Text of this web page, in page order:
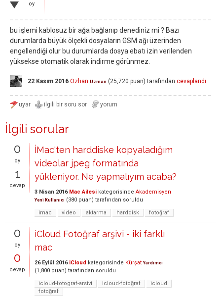
oy
bu işlemi kablosuz bir ağa bağlanıp denediniz mi ? Bazı
durumlarda büyük ölçekli dosyaların GSM ağı üzerinden
engellendiği olur bu durumlarda dosya ebatı izin verilenden
yüksekse otomatik olarak indirme görünmez.
22 Kasım 2016 Ozhan Uzman (25,720 puan) tarafından cevaplandı
İlgili sorular
0
oy
1
cevap
İMac'ten harddiske kopyaladığım
videolar jpeg formatında
yükleniyor. Ne yapmalıyım acaba?
3 Nisan 2016 Mac Ailesi kategorisinde Akademisyen
Yeni Kullanıcı (380 puan) tarafından soruldu
imac
video aktarma harddisk fotoğraf
0
oy
0
cevap
iCloud Fotoğraf arşivi - iki farklı
mac
26 Eylül 2016 iCloud kategorisinde Kürşat Yardımcı
(1,800 puan) tarafından soruldu
icloud-fotograf-arsivi
icloud-fotoğraf
icloud
fotoğraf